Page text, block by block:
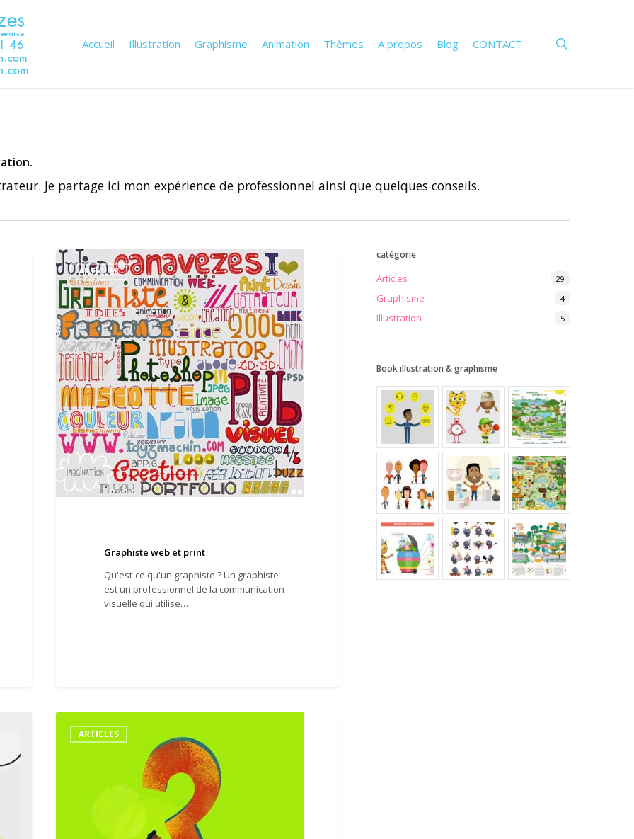
Accueil Illustration Graphisme Animation Thèmes A propos Blog CONTACT
Je partage ici mon expérience de professionnel ainsi que quelques conseils.
Graphiste
web
et
print
ARTICLES
Graphiste web et print
Qu'est-ce qu'un graphiste ? Un graphiste
est un professionnel de la communication
visuelle qui utilise…
Illustrateur
freelance
questions
ARTICLES
catégorie
Articles 29
Graphisme 4
Illustration 5
Book illustration & graphisme